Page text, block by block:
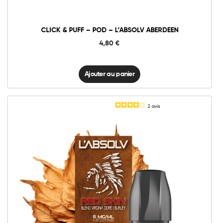
CLICK & PUFF – POD – L’ABSOLV ABERDEEN
4,80 €
Ajouter au panier
2 avis
6mg 11mg